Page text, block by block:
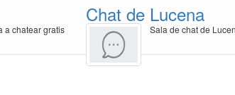
a chatear gratis
Chat de Lucena
Sala de chat de